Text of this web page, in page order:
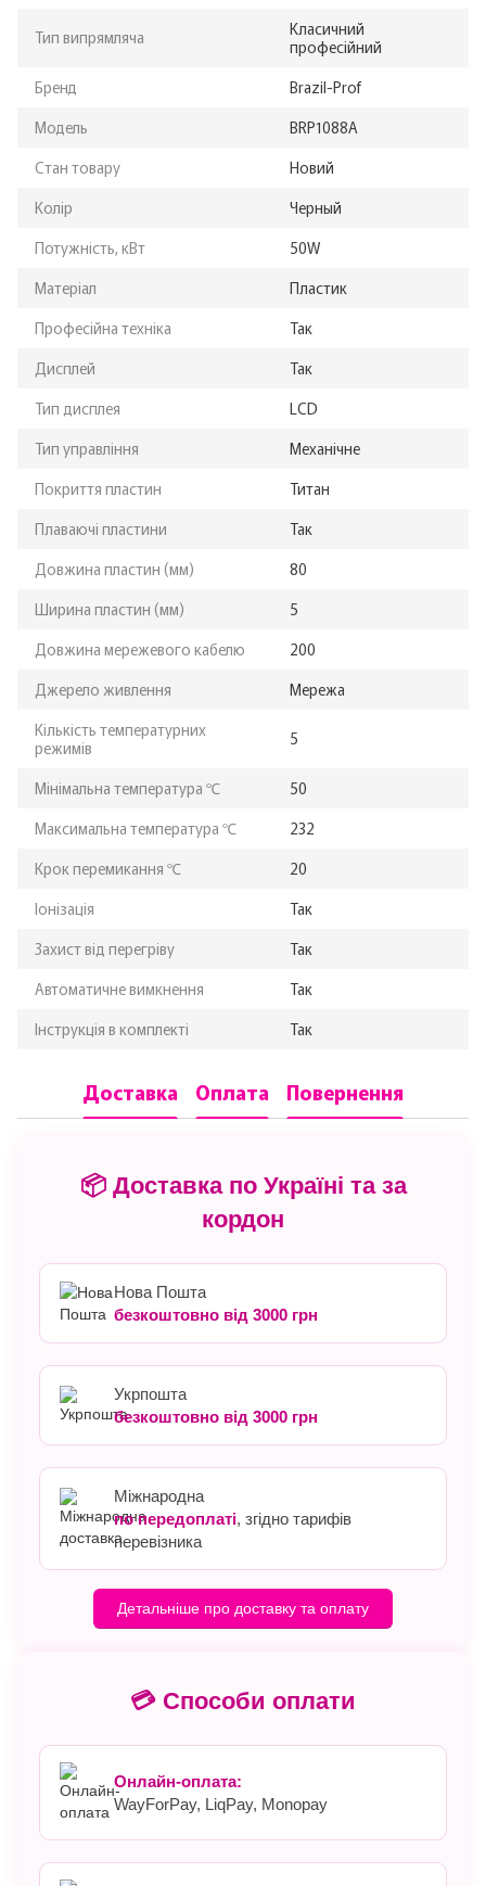
Тип випрямляча
Класичний
професійний
Бренд
Brazil-Prof
Модель
BRP1088A
Стан товару
Новий
Колір
Черный
Потужність, кВт
50W
Матеріал
Пластик
Професійна техніка
Так
Дисплей
Так
Тип дисплея
LCD
Тип управління
Механічне
Покриття пластин
Титан
Плаваючі пластини
Так
Довжина пластин (мм)
80
Ширина пластин (мм)
5
Довжина мережевого кабелю
200
Джерело живлення
Мережа
Кількість температурних
режимів
5
Мінімальна температура ℃
50
Максимальна температура ℃
232
Крок перемикання ℃
20
Іонізація
Так
Захист від перегріву
Так
Автоматичне вимкнення
Так
Інструкція в комплекті
Так
Доставка Оплата Повернення
📦 Доставка по Україні та за
кордон
Нова Пошта
безкоштовно від 3000 грн
Укрпошта
безкоштовно від 3000 грн
Міжнародна
по передоплаті, згідно тарифів
перевізника
Детальніше про доставку та оплату
💳 Способи оплати
Онлайн-оплата:
WayForPay, LiqPay, Monopay